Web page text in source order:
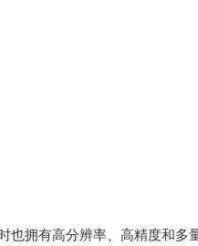
也拥有高分辨率、高精度和多